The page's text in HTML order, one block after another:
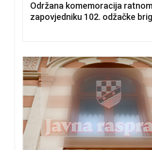
Održana komemoracija
zapovjedniku 102. odžačke